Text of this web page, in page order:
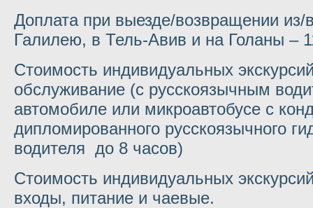
Доплата при выезде/возвращении из/
Галилею, в Тель-Авив и на Голаны –
Стоимость индивидуальных
обслуживание (с русскоязычным
автомобиле или микроавтобусе с
дипломированного русскоязычного
водителя до 8 часов)
Стоимость индивидуальных
входы, питание и чаевые.